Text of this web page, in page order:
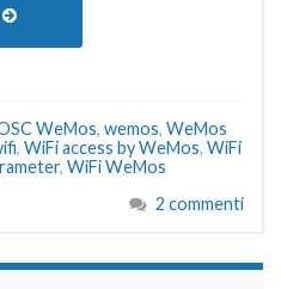
WeMos, wemos, WeMos
, WiFi access by WeMos, WiFi
, WiFi WeMos
2 commenti